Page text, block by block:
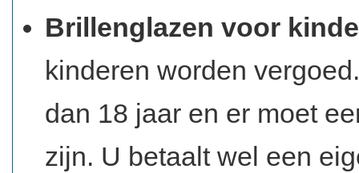
Brillenglazen voor
kinderen worden
dan 18 jaar en er moet
zijn. U betaalt wel een